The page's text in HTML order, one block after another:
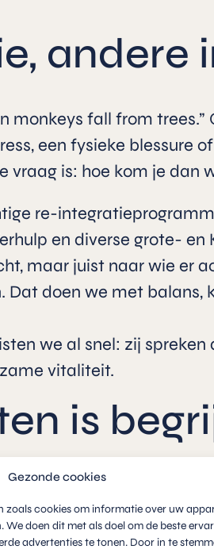
Gezonde cookies
zoals cookies om informatie over uw
doen dit met als doel om de beste
advertenties te tonen. Door in te
andere
monkeys fall from
een fysieke blessure
vraag is: hoe kom je dan
re-
en diverse grote-
maar juist naar wie er
doen we met balans,
we al snel: zij
vitaliteit.
is
ze vertalen
slimme adem- en
van hoe het lichaam